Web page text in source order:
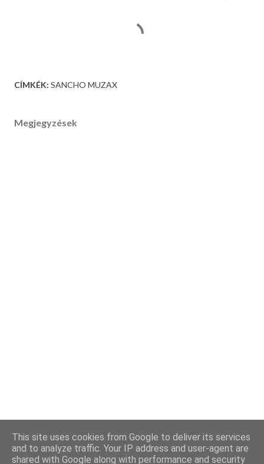
CÍMKÉK: SANCHO MUZAX
Megjegyzések
This site uses cookies from Google to deliver its services
and to analyze traffic. Your IP address and user-agent are
shared with Google along with performance and security